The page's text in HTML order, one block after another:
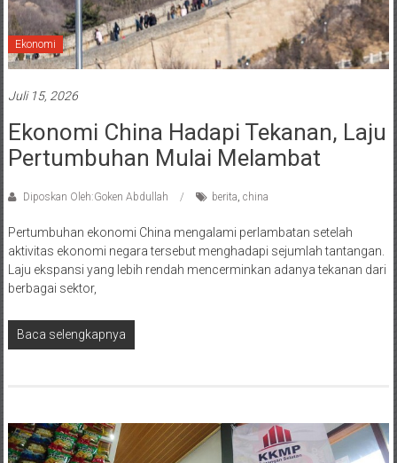
Ekonomi
Juli 15, 2026
Ekonomi China Hadapi Tekanan, Laju
Pertumbuhan Mulai Melambat
Diposkan Oleh:Goken Abdullah berita, china
Pertumbuhan ekonomi China mengalami perlambatan setelah
aktivitas ekonomi negara tersebut menghadapi sejumlah tantangan.
Laju ekspansi yang lebih rendah mencerminkan adanya tekanan dari
berbagai sektor,
Baca selengkapnya